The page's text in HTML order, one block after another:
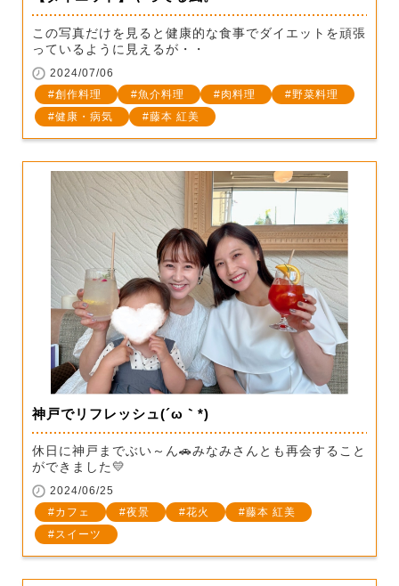
この写真だけを見ると健康的な食事でダイエットを頑張
っているように見えるが・・
2024/07/06
創作料理
魚介料理 肉料理
野菜料理
健康・病気
藤本 紅美
神戸でリフレッシュ(´ω｀*)
休日に神戸までぶい～ん🚗みなみさんとも再会すること
ができました💛
2024/06/25
カフェ
夜景 花火
藤本 紅美
スイーツ